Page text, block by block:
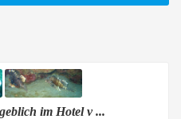
im Hotel v ...